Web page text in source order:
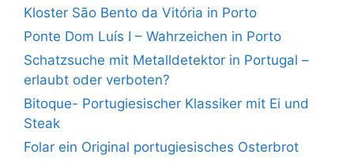
Kloster São Bento da Vitória in Porto
Ponte Dom Luís I – Wahrzeichen in Porto
Schatzsuche mit Metalldetektor in Portugal –
erlaubt oder verboten?
Bitoque- Portugiesischer Klassiker mit Ei und
Steak
Folar ein Original portugiesisches Osterbrot